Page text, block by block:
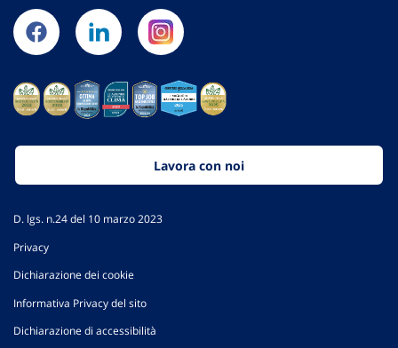
Lavora con noi
D. lgs. n.24 del 10 marzo 2023
Privacy
Dichiarazione dei cookie
Informativa Privacy del sito
Dichiarazione di accessibilità